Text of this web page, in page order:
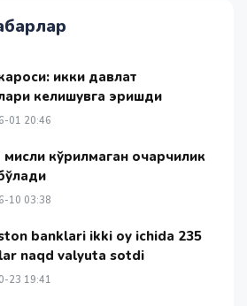
икки давлат
келишувга эришди
01 20:46
кўрилмаган очарчилик
10 03:38
banklari ikki oy ichida 235
naqd valyuta sotdi
23 19:41